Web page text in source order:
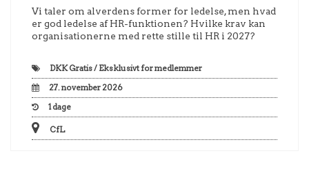
Vi taler om alverdens former for ledelse, men hvad
er god ledelse af HR-funktionen? Hvilke krav kan
organisationerne med rette stille til HR i 2027?
DKKGratis / Eksklusivt for medlemmer
27. november 2026
1dage
CfL